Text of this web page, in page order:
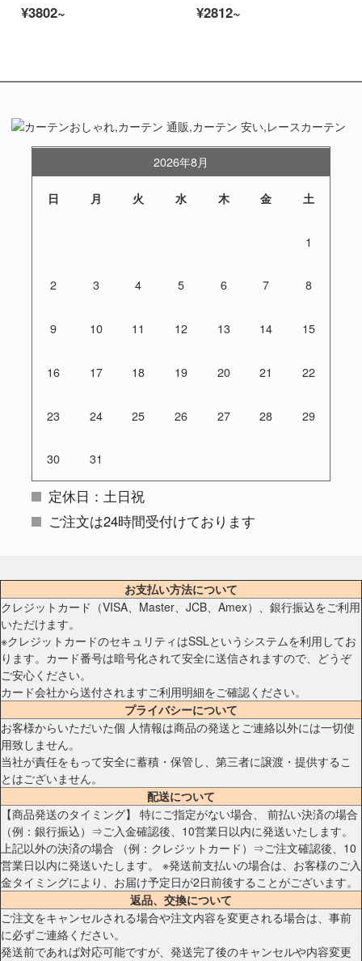
¥3802~
¥2812~
2026年8月
日 月 火 水 木 金 土
1
2 3 4 5 6 7 8
9 10 11 12 13 14 15
16 17 18 19 20 21 22
23 24 25 26 27 28 29
30 31
定休日：土日祝
ご注文は24時間受付けております
お支払い方法について
クレジットカード（VISA、Master、JCB、Amex）、銀行振込をご利用
いただけます。
※クレジットカードのセキュリティはSSLというシステムを利用してお
ります。カード番号は暗号化されて安全に送信されますので、どうぞ
ご安心ください。
カード会社から送付されますご利用明細をご確認ください。
プライバシーについて
お客様からいただいた個 人情報は商品の発送とご連絡以外には一切使
用致しません。
当社が責任をもって安全に蓄積・保管し、第三者に譲渡・提供するこ
とはございません。
配送について
【商品発送のタイミング】 特にご指定がない場合、 前払い決済の場合
（例：銀行振込）⇒ご入金確認後、10営業日以内に発送いたします。
上記以外の決済の場合 （例：クレジットカード）⇒ご注文確認後、10
営業日以内に発送いたします。 ※発送前支払いの場合は、お客様のご入
金タイミングにより、お届け予定日が2日前後することがございます。
返品、交換について
ご注文をキャンセルされる場合や注文内容を変更される場合は、事前
に必ずご連絡ください。
発送前であれば対応可能ですが、発送完了後のキャンセルや内容変更